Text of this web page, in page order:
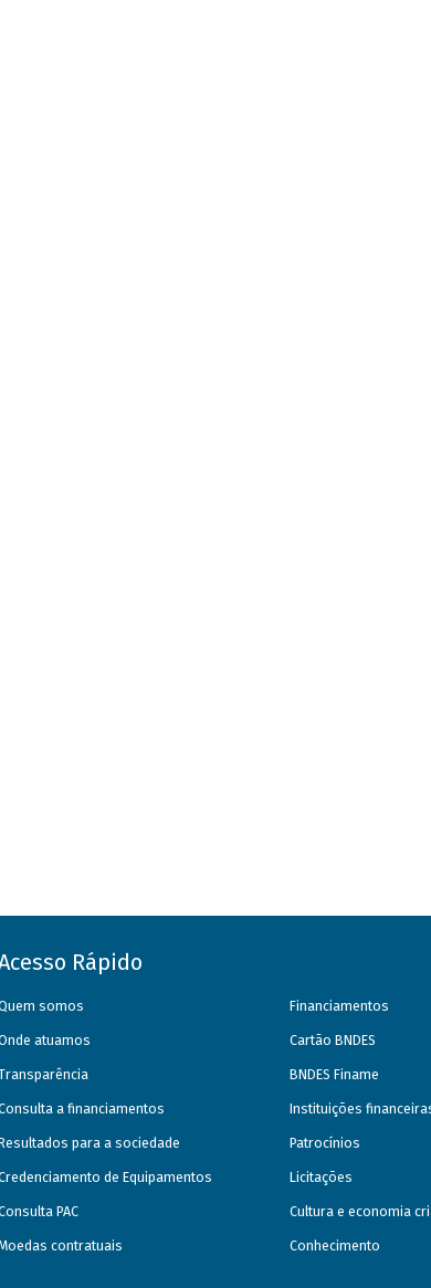
Rápido
somos
atuamos
a financiamentos
para a sociedade
de Equipamentos
PAC
contratuais
Financiamentos
Cartão BNDES
BNDES Finame
Instituições
Patrocínios
Licitações
Cultura e economia
Conhecimento